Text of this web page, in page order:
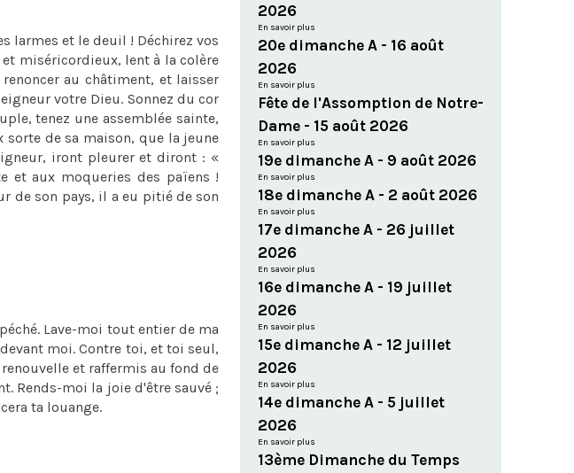
larmes et le deuil ! Déchirez vos
miséricordieux, lent à la colère
au châtiment, et laisser
votre Dieu. Sonnez du cor
tenez une assemblée sainte,
sorte de sa maison, que la jeune
iront pleurer et diront : «
et aux moqueries des païens !
de son pays, il a eu pitié de son
Lave-moi tout entier de ma
moi. Contre toi, et toi seul,
et raffermis au fond de
Rends-moi la joie d'être sauvé ;
ta louange.
2026
En savoir plus
20e dimanche A - 16 août
2026
En savoir plus
Fête de l'Assomption de Notre-
Dame - 15 août 2026
En savoir plus
19e dimanche A - 9 août 2026
En savoir plus
18e dimanche A - 2 août 2026
En savoir plus
17e dimanche A - 26 juillet
2026
En savoir plus
16e dimanche A - 19 juillet
2026
En savoir plus
15e dimanche A - 12 juillet
2026
En savoir plus
14e dimanche A - 5 juillet
2026
En savoir plus
13ème Dimanche du Temps